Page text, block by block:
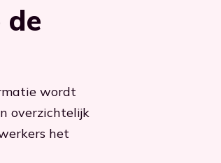
de
wordt
overzichtelijk
het